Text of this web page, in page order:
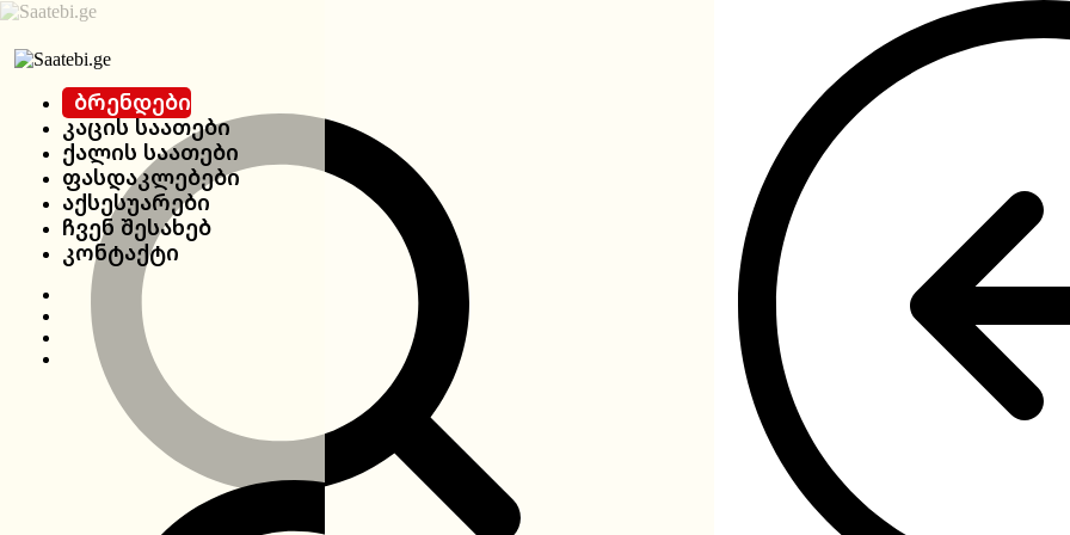
Ბრენდები
Კაცის Საათები
Ქალის Საათები
Ფასდაკლებები
Აქსესუარები
Ჩვენ Შესახებ
Კონტაქტი